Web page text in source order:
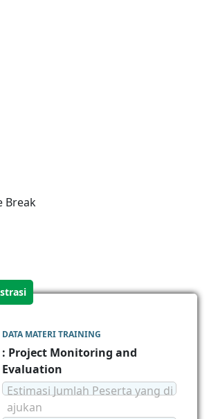
Break
DATA MATERI TRAINING
: Project Monitoring and
Evaluation
Estimasi Jumlah Peserta yang di
ajukan